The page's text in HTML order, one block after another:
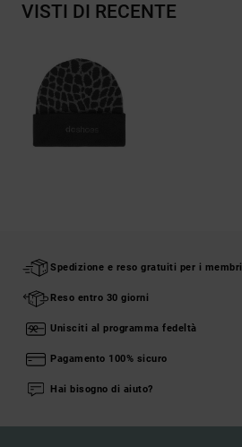
VISTI DI RECENTE
Spedizione e reso gratuiti per i membri
Reso entro 30 giorni
Unisciti al programma fedeltà
Pagamento 100% sicuro
Hai bisogno di aiuto?